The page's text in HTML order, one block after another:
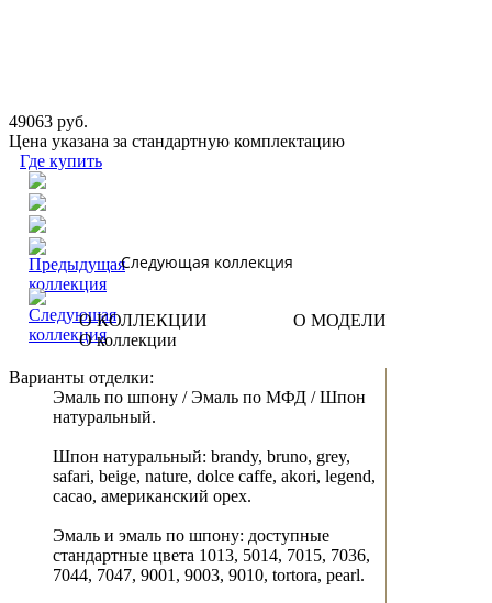
49063 руб.
Цена указана за стандартную комплектацию
Где купить
Следующая коллекция
О КОЛЛЕКЦИИ
О МОДЕЛИ
О коллекции
Варианты отделки:
Эмаль по шпону / Эмаль по МФД / Шпон
натуральный.
Шпон натуральный: brandy, bruno, grey,
safari, beige, nature, dolce caffe, akori, legend,
cacao, американский орех.
Эмаль и эмаль по шпону: доступные
стандартные цвета 1013, 5014, 7015, 7036,
7044, 7047, 9001, 9003, 9010, tortora, pearl.